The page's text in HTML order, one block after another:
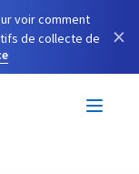
voir comment
de collecte de
×